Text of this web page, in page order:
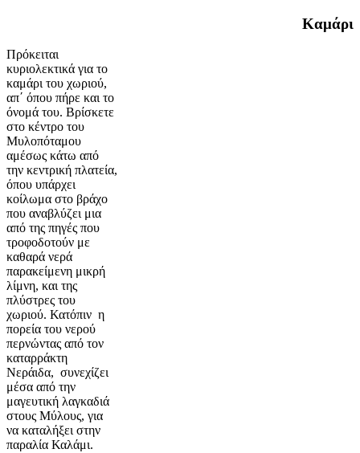
Καμάρι
Πρόκειται
κυριολεκτικά για το
καμάρι του χωριού,
απ΄ όπου πήρε και το
όνομά του. Βρίσκετε
στο κέντρο του
Μυλοπόταμου
αμέσως κάτω από
την κεντρική πλατεία,
όπου υπάρχει
κοίλωμα στο βράχο
που αναβλύζει μια
από της πηγές που
τροφοδοτούν με
καθαρά νερά
παρακείμενη μικρή
λίμνη, και της
πλύστρες του
χωριού. Κατόπιν η
πορεία του νερού
περνώντας από τον
καταρράκτη
Νεράιδα, συνεχίζει
μέσα από την
μαγευτική λαγκαδιά
στους Μύλους, για
να καταλήξει στην
παραλία Καλάμι.